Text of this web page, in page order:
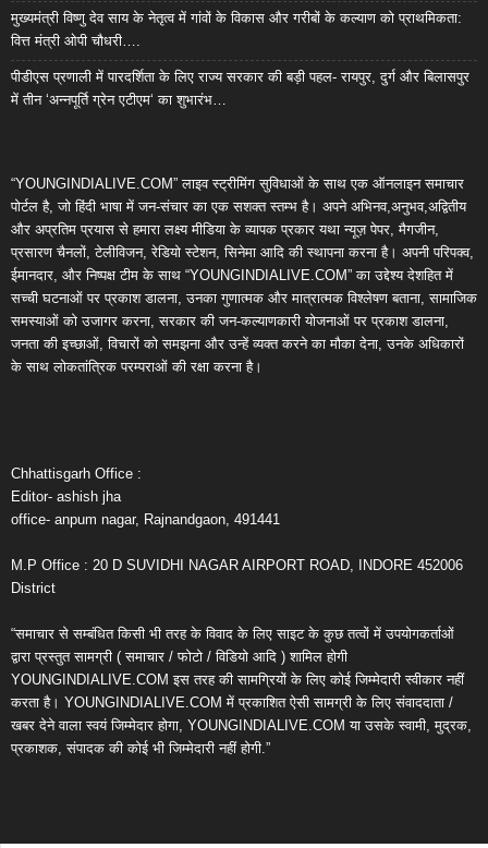
मुख्यमंत्री विष्णु देव साय के नेतृत्व में गांवों के विकास और गरीबों के कल्याण को प्राथमिकता:
वित्त मंत्री ओपी चौधरी….
पीडीएस प्रणाली में पारदर्शिता के लिए राज्य सरकार की बड़ी पहल- रायपुर, दुर्ग और बिलासपुर
में तीन ‘अन्नपूर्ति ग्रेन एटीएम‘ का शुभारंभ…
“YOUNGINDIALIVE.COM” लाइव स्ट्रीमिंग सुविधाओं के साथ एक ऑनलाइन समाचार
पोर्टल है, जो हिंदी भाषा में जन-संचार का एक सशक्त स्तम्भ है। अपने अभिनव,अनुभव,अद्वितीय
और अप्रतिम प्रयास से हमारा लक्ष्य मीडिया के व्यापक प्रकार यथा न्यूज़ पेपर, मैगजीन,
प्रसारण चैनलों, टेलीविजन, रेडियो स्टेशन, सिनेमा आदि की स्थापना करना है। अपनी परिपक्व,
ईमानदार, और निष्पक्ष टीम के साथ “YOUNGINDIALIVE.COM” का उद्देश्य देशहित में
सच्ची घटनाओं पर प्रकाश डालना, उनका गुणात्मक और मात्रात्मक विश्लेषण बताना, सामाजिक
समस्याओं को उजागर करना, सरकार की जन-कल्याणकारी योजनाओं पर प्रकाश डालना,
जनता की इच्छाओं, विचारों को समझना और उन्हें व्यक्त करने का मौका देना, उनके अधिकारों
के साथ लोकतांत्रिक परम्पराओं की रक्षा करना है।
Chhattisgarh Office :
Editor- ashish jha
office- anpum nagar, Rajnandgaon, 491441
M.P Office : 20 D SUVIDHI NAGAR AIRPORT ROAD, INDORE 452006
District
“समाचार से सम्बंधित किसी भी तरह के विवाद के लिए साइट के कुछ तत्वों में उपयोगकर्ताओं
द्वारा प्रस्तुत सामग्री ( समाचार / फोटो / विडियो आदि ) शामिल होगी
YOUNGINDIALIVE.COM इस तरह की सामग्रियों के लिए कोई जिम्मेदारी स्वीकार नहीं
करता है। YOUNGINDIALIVE.COM में प्रकाशित ऐसी सामग्री के लिए संवाददाता /
खबर देने वाला स्वयं जिम्मेदार होगा, YOUNGINDIALIVE.COM या उसके स्वामी, मुद्रक,
प्रकाशक, संपादक की कोई भी जिम्मेदारी नहीं होगी.”